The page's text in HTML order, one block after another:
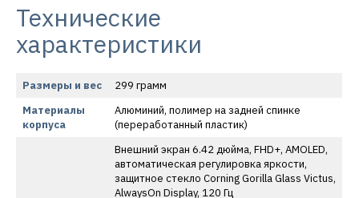
Технические
характеристики
Размеры и вес
299 грамм
Материалы
корпуса
Алюминий, полимер на задней спинке
(переработанный пластик)
Внешний экран 6.42 дюйма, FHD+, AMOLED,
автоматическая регулировка яркости,
защитное стекло Corning Gorilla Glass Victus,
AlwaysOn Display, 120 Гц